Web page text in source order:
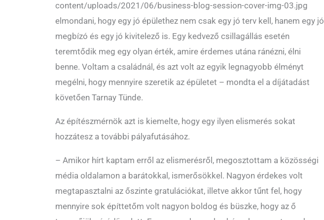
content/uploads/2021/06/business-blog-session-cover-img-03.jpg
elmondani, hogy egy jó épülethez nem csak egy jó terv kell, hanem egy jó
megbízó és egy jó kivitelező is. Egy kedvező csillagállás esetén
teremtődik meg egy olyan érték, amire érdemes utána ránézni, élni
benne. Voltam a családnál, és azt volt az egyik legnagyobb élményt
megélni, hogy mennyire szeretik az épületet – mondta el a díjátadást
követően Tarnay Tünde.
Az építészmérnök azt is kiemelte, hogy egy ilyen elismerés sokat
hozzátesz a további pályafutásához.
– Amikor hírt kaptam erről az elismerésről, megosztottam a közösségi
média oldalamon a barátokkal, ismerősökkel. Nagyon érdekes volt
megtapasztalni az őszinte gratulációkat, illetve akkor tűnt fel, hogy
mennyire sok építtetőm volt nagyon boldog és büszke, hogy az ő